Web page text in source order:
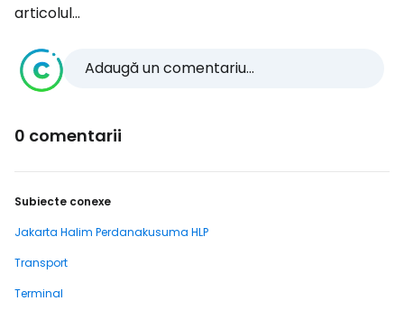
articolul...
Adaugă un comentariu...
0 comentarii
Subiecte conexe
Jakarta Halim Perdanakusuma HLP
Transport
Terminal